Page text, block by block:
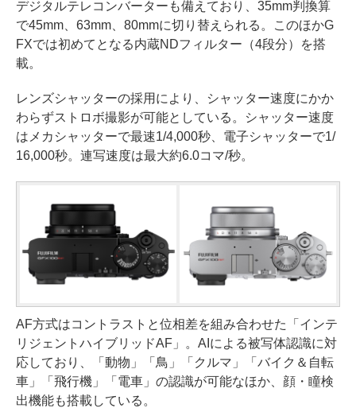
デジタルテレコンバーターも備えており、35mm判換算
で45mm、63mm、80mmに切り替えられる。このほかG
FXでは初めてとなる内蔵NDフィルター（4段分）を搭
載。
レンズシャッターの採用により、シャッター速度にかか
わらずストロボ撮影が可能としている。シャッター速度
はメカシャッターで最速1/4,000秒、電子シャッターで1/
16,000秒。連写速度は最大約6.0コマ/秒。
AF方式はコントラストと位相差を組み合わせた「インテ
リジェントハイブリッドAF」。AIによる被写体認識に対
応しており、「動物」「鳥」「クルマ」「バイク＆自転
車」「飛行機」「電車」の認識が可能なほか、顔・瞳検
出機能も搭載している。